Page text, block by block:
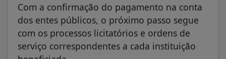
Com a confirmação do pagamento na conta
dos entes públicos, o próximo passo segue
com os processos licitatórios e ordens de
serviço correspondentes a cada instituição